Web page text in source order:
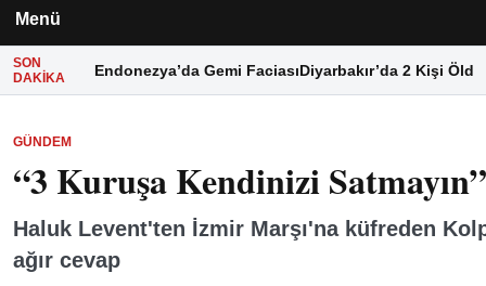
Menü
SON
DAKIKA
Endonezya’da Gemi FaciasıDiyarbakır’da 2 Kişi Öldü
GÜNDEM
“3 Kuruşa Kendinizi Satmayın”
Haluk Levent'ten İzmir Marşı'na küfreden
ağır cevap